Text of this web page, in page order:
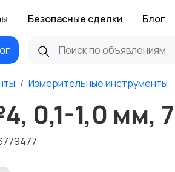
Безопасные сделки Блог
Измерительные инструменты
0,1-1,0 мм,